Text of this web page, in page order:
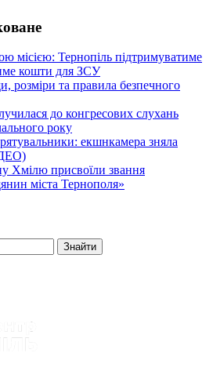
місією: Тернопіль підтримуватиме
кошти для ЗСУ
розміри та правила безпечного
до конгресових слухань
року
екшнкамера зняла
Хмілю присвоїли звання
міста Тернополя»
Знайти